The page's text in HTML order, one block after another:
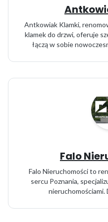
Antkowiak Klamki,
klamek do drzwi, oferuje
łączą w sobie
Falo
Falo Nieruchomości to
sercu Poznania,
nieruchomościami.